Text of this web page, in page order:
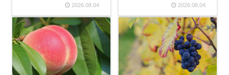
2026.08.04 2026.08.04